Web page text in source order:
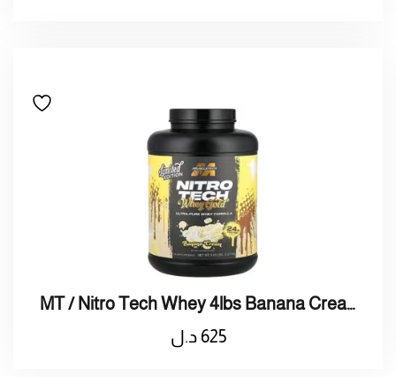
MT / Nitro Tech Whey 4lbs Banana Cream / بروتين واي بنكهة كراميل
625 د.ل